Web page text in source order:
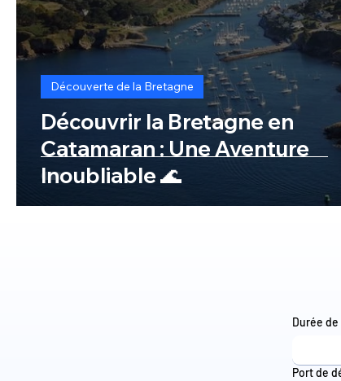
Découvrir la Bretagne en
Catamaran : Une Aventure
Inoubliable 🌊
Découverte de la Bretagne
Durée
Port de